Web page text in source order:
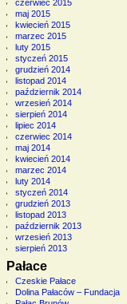
czerwiec 2015
maj 2015
kwiecień 2015
marzec 2015
luty 2015
styczeń 2015
grudzień 2014
listopad 2014
październik 2014
wrzesień 2014
sierpień 2014
lipiec 2014
czerwiec 2014
maj 2014
kwiecień 2014
marzec 2014
luty 2014
styczeń 2014
grudzień 2013
listopad 2013
październik 2013
wrzesień 2013
sierpień 2013
Pałace
Czeskie Pałace
Dolina Pałaców – Fundacja